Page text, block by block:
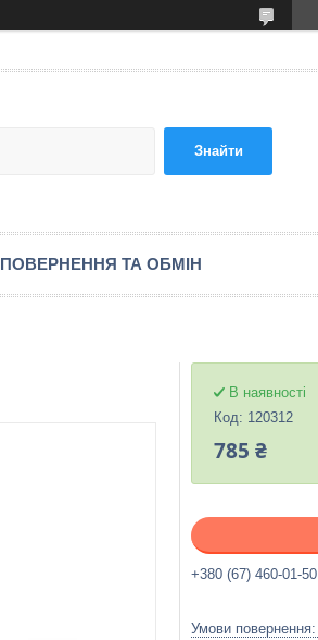
Знайти
ПОВЕРНЕННЯ ТА ОБМІН
В наявності
Код: 120312
785 ₴
+380 (67) 460-01-50